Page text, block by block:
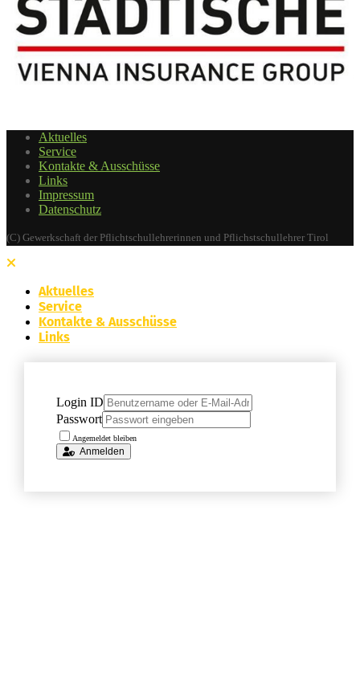
Aktuelles
Service
Kontakte & Ausschüsse
Links
Impressum
Datenschutz
(C) Gewerkschaft der Pflichtschullehrerinnen und Pflichstschullehrer Tirol
Aktuelles
Service
Kontakte & Ausschüsse
Links
Login ID
Passwort
Angemeldet bleiben
Anmelden